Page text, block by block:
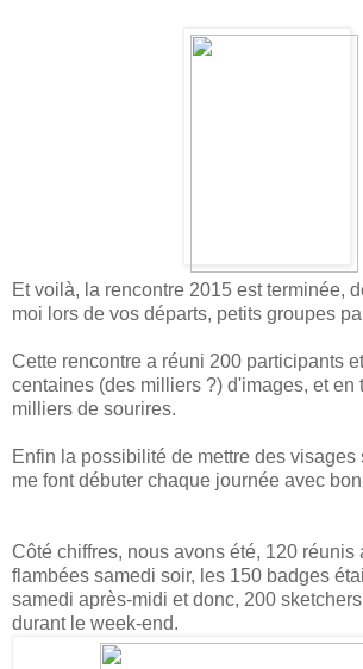
Et voilà, la rencontre 2015 est terminée,
moi lors de vos départs, petits groupes
Cette rencontre a réuni 200 participants
centaines (des milliers ?) d'images, et en
milliers de sourires.
Enfin la possibilité de mettre des visages
me font débuter chaque journée avec
Côté chiffres, nous avons été, 120 réunis
flambées samedi soir, les 150 badges
samedi après-midi et donc, 200
durant le week-end.